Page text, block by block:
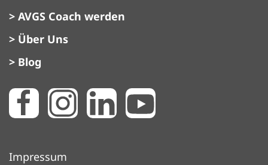
> AVGS Coach werden
> Über Uns
> Blog
Impressum